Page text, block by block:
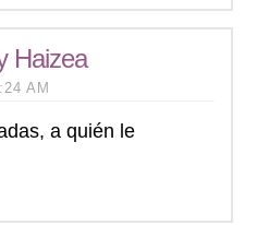
Haizea
AM
a quién le